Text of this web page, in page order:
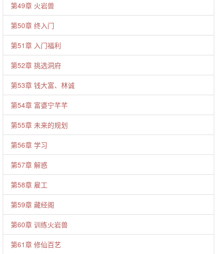
第49章 火岩兽
第50章 终入门
第51章 入门福利
第52章 挑选洞府
第53章 钱大富、林诚
第54章 富婆宁芊芊
第55章 未来的规划
第56章 学习
第57章 解惑
第58章 雇工
第59章 藏经阁
第60章 训练火岩兽
第61章 修仙百艺